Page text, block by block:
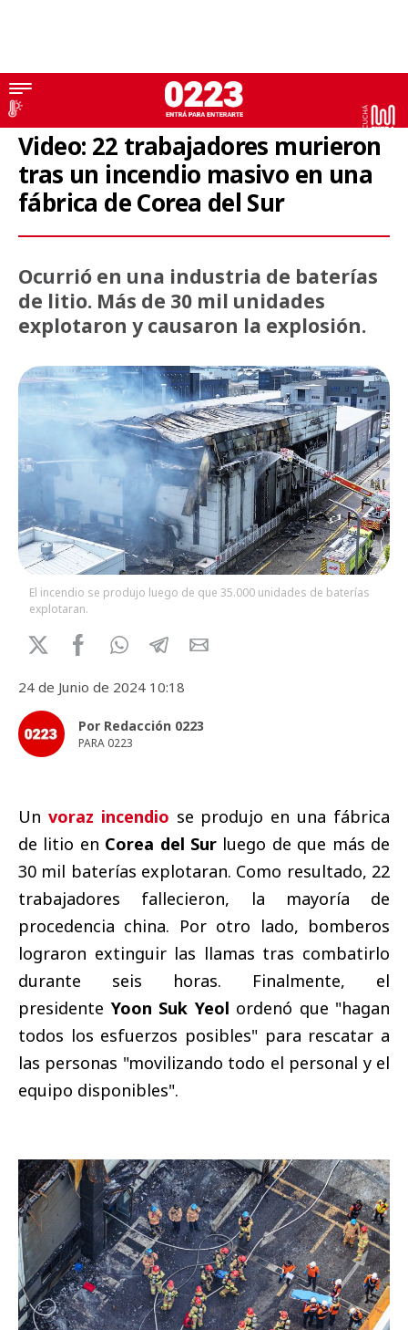
Internacionales
Video: 22 trabajadores murieron
tras un incendio masivo en una
fábrica de Corea del Sur
Ocurrió en una industria de baterías
de litio. Más de 30 mil unidades
explotaron y causaron la explosión.
El incendio se produjo luego de que 35.000 unidades de baterías
explotaran.
24 de Junio de 2024 10:18
Por Redacción 0223
PARA 0223
Un voraz incendio se produjo en una fábrica
de litio en Corea del Sur luego de que más de
30 mil baterías explotaran. Como resultado, 22
trabajadores fallecieron, la mayoría de
procedencia china. Por otro lado, bomberos
lograron extinguir las llamas tras combatirlo
durante seis horas. Finalmente, el
presidente Yoon Suk Yeol ordenó que "hagan
todos los esfuerzos posibles" para rescatar a
las personas "movilizando todo el personal y el
equipo disponibles".